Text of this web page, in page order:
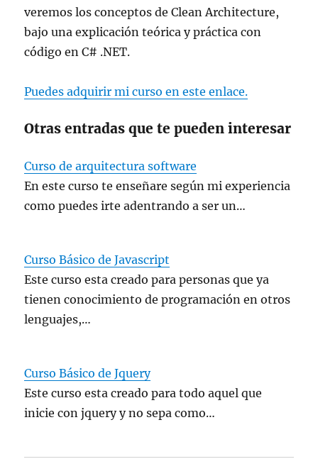
veremos los conceptos de Clean Architecture,
bajo una explicación teórica y práctica con
código en C# .NET.
Puedes adquirir mi curso en este enlace.
Otras entradas que te pueden interesar
Curso de arquitectura software
En este curso te enseñare según mi experiencia
como puedes irte adentrando a ser un…
Curso Básico de Javascript
Este curso esta creado para personas que ya
tienen conocimiento de programación en otros
lenguajes,…
Curso Básico de Jquery
Este curso esta creado para todo aquel que
inicie con jquery y no sepa como…